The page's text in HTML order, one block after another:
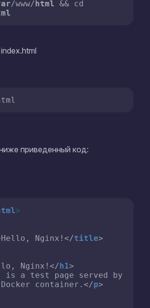
/www/html && cd
приведенный код:
>
Hello, Nginx! </title>
Nginx! </h1>
is a test page served by
container. </p>